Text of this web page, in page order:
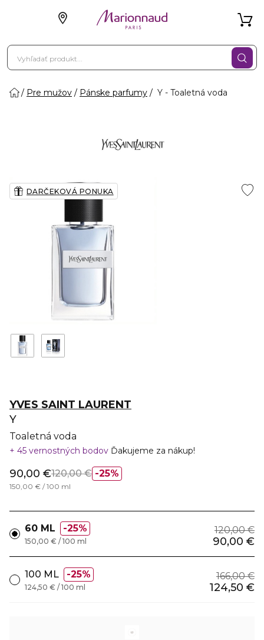
Pre mužov Pánske parfumy Y - Toaletná voda
DARČEKOVÁ PONUKA
YVES SAINT LAURENT
Y
Toaletná voda
45 vernostných bodov Ďakujeme za nákup!
25%
90,00 €120,00 €
150,00 € / 100 ml
60 ML 25% 120,00 €
90,00 €
150,00 € / 100 ml
100 ML 25% 166,00 €
124,50 €
124,50 € / 100 ml